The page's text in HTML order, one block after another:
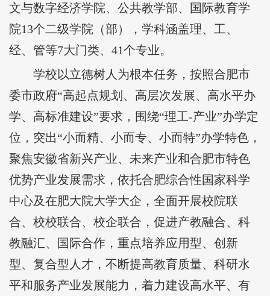
文与数字经济学院、公共教学部、国际教育学
院13个二级学院（部），学科涵盖理、工、
经、管等7大门类、41个专业。
学校以立德树人为根本任务，按照合肥市
委市政府“高起点规划、高层次发展、高水平办
学、高标准建设”要求，围绕“理工-产业”办学定
位，突出“小而精、小而专、小而特”办学特色，
聚焦安徽省新兴产业、未来产业和合肥市特色
优势产业发展需求，依托合肥综合性国家科学
中心及在肥大院大学大企，全面开展校院联
合、校校联合、校企联合，促进产教融合、科
教融汇、国际合作，重点培养应用型、创新
型、复合型人才，不断提高教育质量、科研水
平和服务产业发展能力，着力建设高水平、有